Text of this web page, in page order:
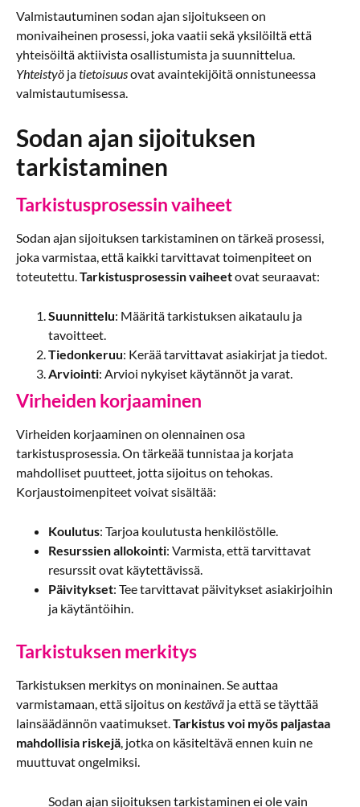
Valmistautuminen sodan ajan sijoitukseen on
monivaiheinen prosessi, joka vaatii sekä yksilöiltä että
yhteisöiltä aktiivista osallistumista ja suunnittelua.
Yhteistyö jatietoisuusovat avaintekijöitä onnistuneessa
valmistautumisessa.
Sodan ajan sijoituksen
tarkistaminen
Tarkistusprosessin vaiheet
Sodan ajan sijoituksen tarkistaminen on tärkeä prosessi,
joka varmistaa, että kaikki tarvittavat toimenpiteet on
toteutettu.Tarkistusprosessin vaiheetovat seuraavat:
Suunnittelu: Määritä tarkistuksen aikataulu ja
tavoitteet.
Tiedonkeruu: Kerää tarvittavat asiakirjat ja tiedot.
Arviointi: Arvioi nykyiset käytännöt ja varat.
Virheiden korjaaminen
Virheiden korjaaminen on olennainen osa
tarkistusprosessia. On tärkeää tunnistaa ja korjata
mahdolliset puutteet, jotta sijoitus on tehokas.
Korjaustoimenpiteet voivat sisältää:
Koulutus: Tarjoa koulutusta henkilöstölle.
Resurssien allokointi: Varmista, että tarvittavat
resurssit ovat käytettävissä.
Päivitykset: Tee tarvittavat päivitykset asiakirjoihin
ja käytäntöihin.
Tarkistuksen merkitys
Tarkistuksen merkitys on moninainen. Se auttaa
varmistamaan, että sijoitus on kestävä ja että se täyttää
lainsäädännön vaatimukset.Tarkistus voi myös paljastaa
mahdollisia riskejä, jotka on käsiteltävä ennen kuin ne
muuttuvat ongelmiksi.
Sodan ajan sijoituksen tarkistaminen ei ole vain